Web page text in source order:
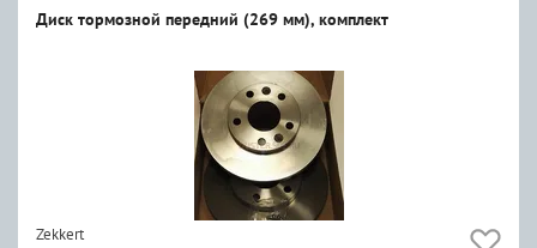
Диск тормозной передний (269 мм), комплект
Zekkert